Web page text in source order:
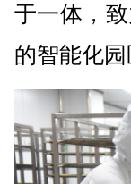
于一体，
的智能化园